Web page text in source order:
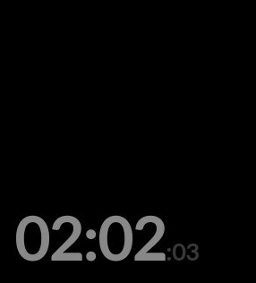
02:02:03